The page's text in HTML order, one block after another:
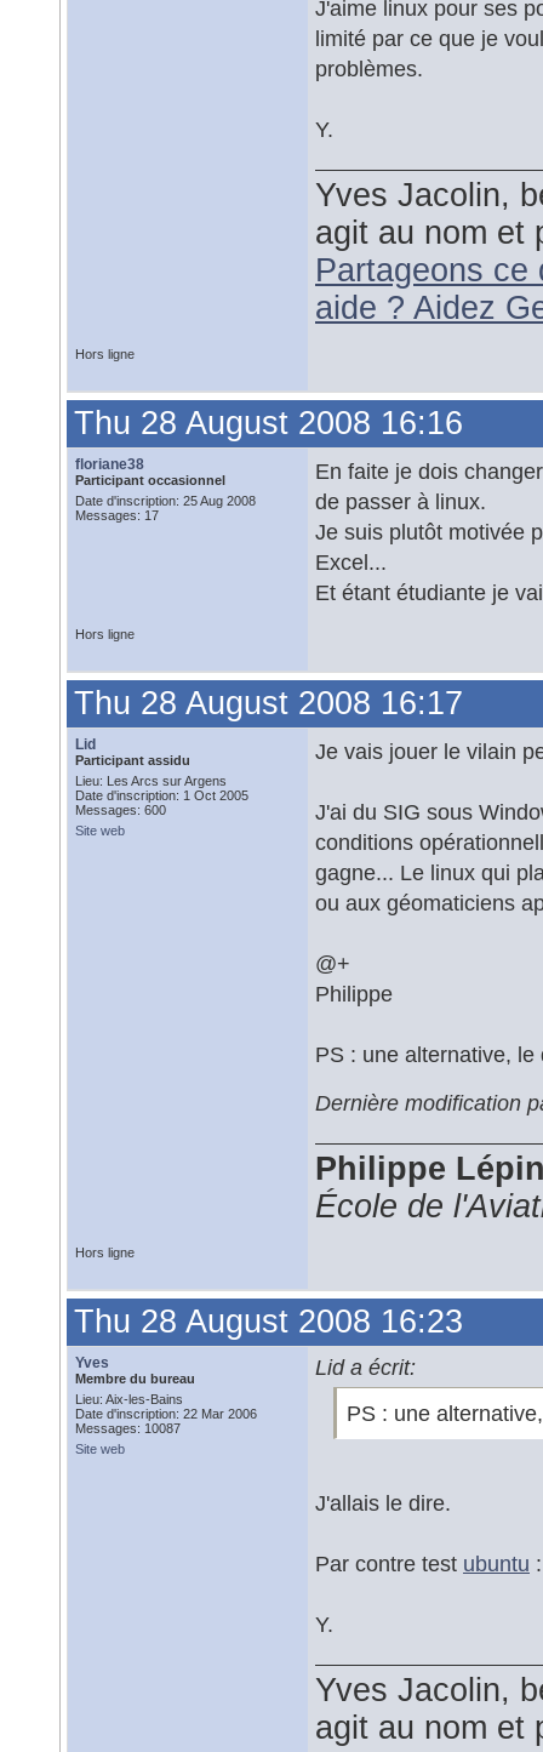
J'aime linux pour ses
limité par ce que je
problèmes.
Y.
Yves Jacolin,
agit au nom et
Partageons ce
aide ? Aidez
Hors ligne
Thu 28 August 2008 16:16
floriane38
Participant occasionnel
Date d'inscription: 25 Aug 2008
Messages: 17
En faite je dois
de passer à linux.
Je suis plutôt motivée
Excel...
Et étant étudiante je
Hors ligne
Thu 28 August 2008 16:17
Lid
Participant assidu
Lieu: Les Arcs sur Argens
Date d'inscription: 1 Oct 2005
Messages: 600
Site web
Je vais jouer le vilain
J'ai du SIG sous
conditions
gagne... Le linux qui
ou aux géomaticiens
@+
Philippe
PS : une alternative,
Dernière modification
Philippe
École de
Hors ligne
Thu 28 August 2008 16:23
Yves
Membre du bureau
Lieu: Aix-les-Bains
Date d'inscription: 22 Mar 2006
Messages: 10087
Site web
Lid a écrit:
PS : une
J'allais le dire.
Par contre test ubuntu
Y.
Yves Jacolin,
agit au nom et